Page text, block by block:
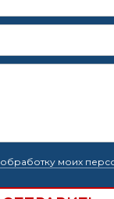
обработку моих